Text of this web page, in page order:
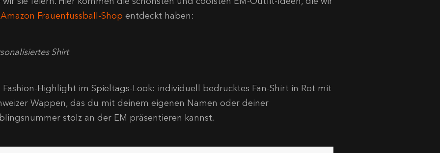
Amazon Frauenfussball-Shop entdeckt haben:
Shirt
Fashion-Highlight im Spieltags-Look: individuell bedrucktes Fan-Shirt in Rot mit
Wappen, das du mit deinem eigenen Namen oder deiner
stolz an der EM präsentieren kannst.